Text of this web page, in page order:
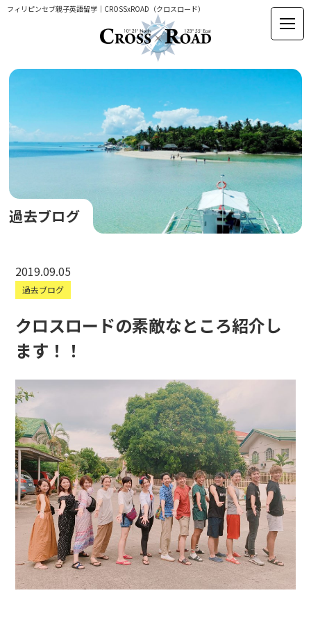
フィリピンセブ親子英語留学｜CROSSxROAD（クロスロード）
過去ブログ
2019.09.05
過去ブログ
クロスロードの素敵なところ紹介し
ます！！